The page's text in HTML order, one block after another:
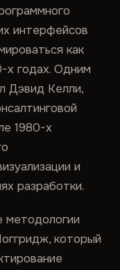
интерфейсов
как
х годах. Одним
Дэвид Келли,
1980-х
и
разработки.
методологии
который